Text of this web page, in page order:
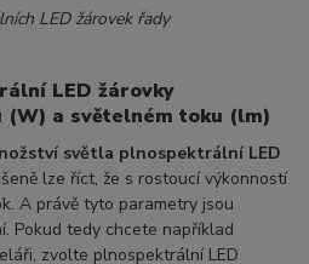
LED žárovek řady
LED žárovky
a světelném toku (lm)
světla plnospektrální LED
lze říct, že s rostoucí výkonností
A právě tyto parametry jsou
Pokud tedy chcete například
zvolte plnospektrální LED